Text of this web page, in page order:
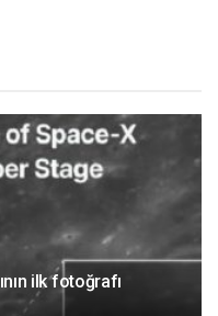
ilk fotoğrafı